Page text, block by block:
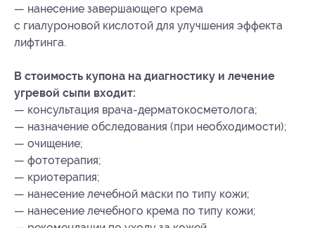
— нанесение завершающего крема
с гиалуроновой кислотой для улучшения эффекта
лифтинга.
В стоимость купона на диагностику и лечение
угревой сыпи входит:
— консультация врача-дерматокосметолога;
— назначение обследования (при необходимости);
— очищение;
— фототерапия;
— криотерапия;
— нанесение лечебной маски по типу кожи;
— нанесение лечебного крема по типу кожи;